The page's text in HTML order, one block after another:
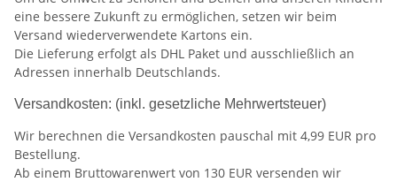
eine bessere Zukunft zu ermöglichen, setzen wir beim
Versand wiederverwendete Kartons ein.
Die Lieferung erfolgt als DHL Paket und ausschließlich an
Adressen innerhalb Deutschlands.
Versandkosten: (inkl. gesetzliche Mehrwertsteuer)
Wir berechnen die Versandkosten pauschal mit 4,99 EUR pro
Bestellung.
Ab einem Bruttowarenwert von 130 EUR versenden wir